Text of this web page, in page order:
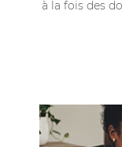
à la fois des